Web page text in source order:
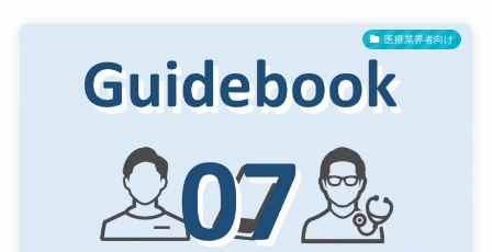
医療業界者向け